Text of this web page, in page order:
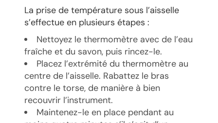
La prise de température sous l’aisselle
s’effectue en plusieurs étapes :
Nettoyez le thermomètre avec de l’eau
fraîche et du savon, puis rincez-le.
Placez l’extrémité du thermomètre au
centre de l’aisselle. Rabattez le bras
contre le torse, de manière à bien
recouvrir l’instrument.
Maintenez-le en place pendant au